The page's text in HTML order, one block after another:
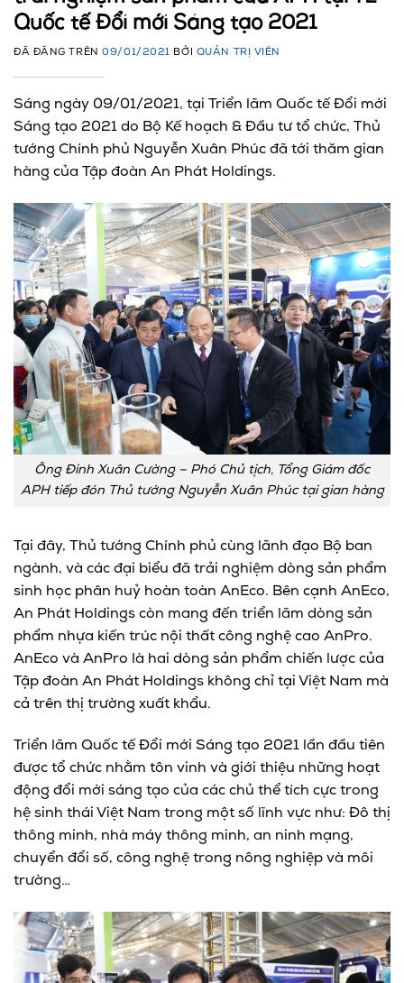
Quốc tế Đổi mới Sáng tạo 2021
ĐÃ ĐĂNG TRÊN09/01/2021 BỞI QUẢN TRỊ VIÊN
Sáng ngày 09/01/2021, tại Triển lãm Quốc tế Đổi mới
Sáng tạo 2021 do Bộ Kế hoạch & Đầu tư tổ chức, Thủ
tướng Chính phủ Nguyễn Xuân Phúc đã tới thăm gian
hàng của Tập đoàn An Phát Holdings.
Ông Đinh Xuân Cường – Phó Chủ tịch, Tổng Giám đốc
APH tiếp đón Thủ tướng Nguyễn Xuân Phúc tại gian hàng
Tại đây, Thủ tướng Chính phủ cùng lãnh đạo Bộ ban
ngành, và các đại biểu đã trải nghiệm dòng sản phẩm
sinh học phân huỷ hoàn toàn AnEco. Bên cạnh AnEco,
An Phát Holdings còn mang đến triển lãm dòng sản
phẩm nhựa kiến trúc nội thất công nghệ cao AnPro.
AnEco và AnPro là hai dòng sản phẩm chiến lược của
Tập đoàn An Phát Holdings không chỉ tại Việt Nam mà
cả trên thị trường xuất khẩu.
Triển lãm Quốc tế Đổi mới Sáng tạo 2021 lần đầu tiên
được tổ chức nhằm tôn vinh và giới thiệu những hoạt
động đổi mới sáng tạo của các chủ thể tích cực trong
hệ sinh thái Việt Nam trong một số lĩnh vực như: Đô thị
thông minh, nhà máy thông minh, an ninh mạng,
chuyển đổi số, công nghệ trong nông nghiệp và môi
trường…